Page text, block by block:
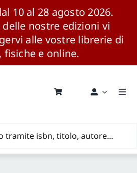
10 al 28 agosto 2026.
delle nostre edizioni vi
alle vostre librerie di
fisiche e online.